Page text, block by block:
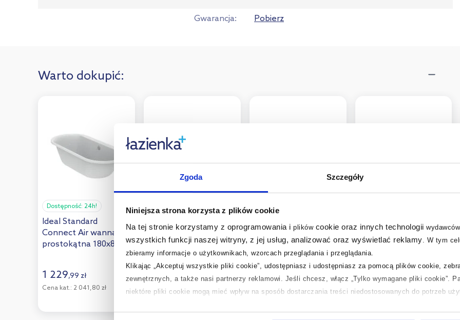
Zgoda Szczegóły
Niniejsza strona korzysta z plików cookie
Na tej stronie korzystamy z oprogramowania i plikówcookie oraz innych technologii wydawców
wszystkich funkcji naszej witryny, z jej usług, analizować oraz wyświetlać reklamy
W tym
zbieramy informacje o użytkownikach, wzorcach przeglądania i przeglądania.
Klikając „Akceptuj wszystkie pliki cookie”, udostępniasz i udostępniasz za pomocą plików cookie,
zewnętrznych, a także nasi partnerzy reklamowi. Jeśli chcesz, włącz „Tylko wymagane pliki cookie”.
niektóre pliki cookie mogą mieć wpływ na sposób dostarczania treści niedostosowanych do potrzeb
Gwarancja Pobierz
Warto dokupić:
Dostępność:24h!
Ideal Standard
Connect Air wanna
prostokątna 180x80
1 229,99 zł
Cena kat.: 2 041,80 zł
Dostępność:24h!
Connect Air Duo
wanna prostokątna
180x80 cm biały
połysk E106701
1 128 00zł
Cena kat.: 2 076,24 zł
wanna narożna 160x90
cm prawa biała
T963401
1 345, 99zł
Cena kat.: 2 142,66 zł
Connect Air wanna
prostokątna 170x75
cm biały połysk
E106401
979,99 zł
Cena kat.: 1 651,89 zł